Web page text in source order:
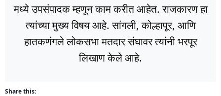
मध्ये उपसंपादक म्हणून काम करीत आहेत. राजकारण हा
त्यांच्या मुख्य विषय आहे. सांगली, कोल्हापूर, आणि
हातकणंगले लोकसभा मतदार संघावर त्यांनी भरपूर
लिखाण केले आहे.
Share this: